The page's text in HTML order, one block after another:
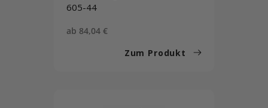
605-44
Sonderpreis
ab 84,04 €
Zum Produkt